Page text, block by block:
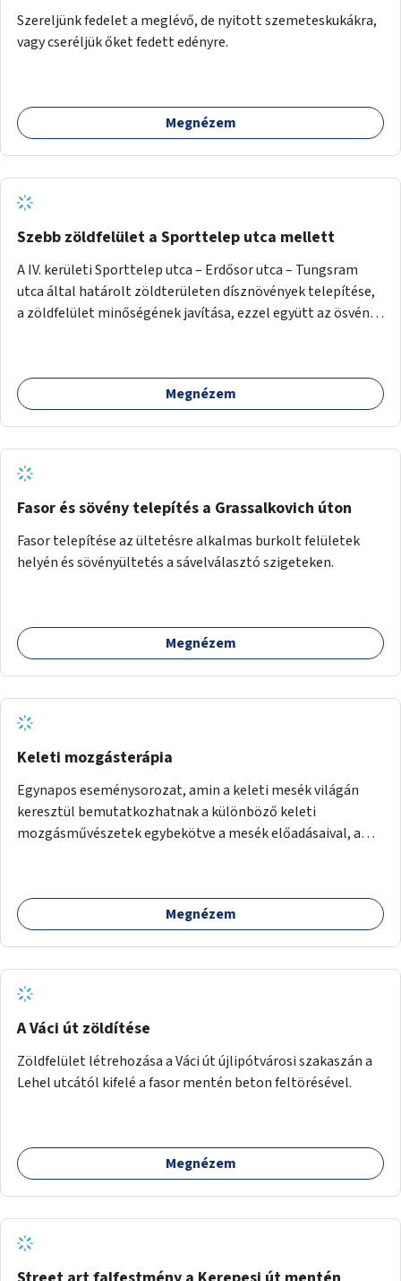
Szereljünk fedelet a meglévő, de nyitott szemeteskukákra,
vagy cseréljük őket fedett edényre.
Megnézem
Szebb zöldfelület a Sporttelep utca mellett
A IV. kerületi Sporttelep utca – Erdősor utca – Tungsram
utca által határolt zöldterületen dísznövények telepítése,
a zöldfelület minőségének javítása, ezzel együtt az ösvény
Megnézem
Fasor és sövény telepítés a Grassalkovich úton
Fasor telepítése az ültetésre alkalmas burkolt felületek
helyén és sövényültetés a sávelválasztó szigeteken.
Megnézem
Keleti mozgásterápia
Egynapos eseménysorozat, amin a keleti mesék világán
keresztül bemutatkozhatnak a különböző keleti
mozgásművészetek egybekötve a mesék előadásaival, amik
kipróbálására.
Megnézem
A Váci út zöldítése
Zöldfelület létrehozása a Váci út újlipótvárosi szakaszán a
Lehel utcától kifelé a fasor mentén beton feltörésével.
Megnézem